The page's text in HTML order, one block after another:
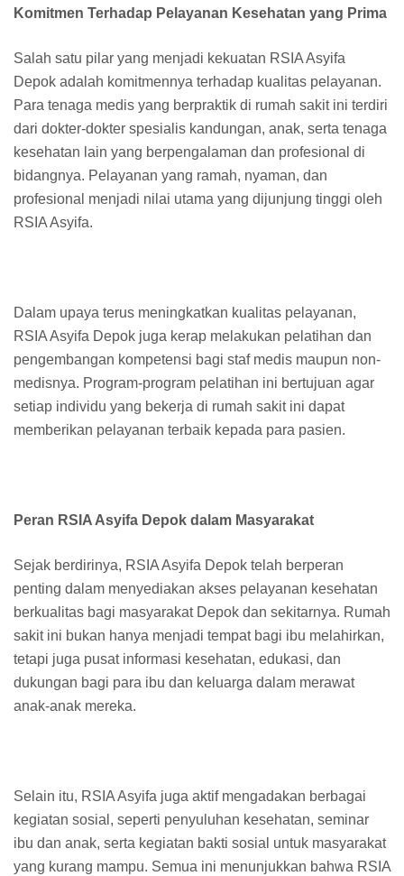
Komitmen Terhadap Pelayanan Kesehatan yang Prima
Salah satu pilar yang menjadi kekuatan RSIA Asyifa
Depok adalah komitmennya terhadap kualitas pelayanan.
Para tenaga medis yang berpraktik di rumah sakit ini terdiri
dari dokter-dokter spesialis kandungan, anak, serta tenaga
kesehatan lain yang berpengalaman dan profesional di
bidangnya. Pelayanan yang ramah, nyaman, dan
profesional menjadi nilai utama yang dijunjung tinggi oleh
RSIA Asyifa.
Dalam upaya terus meningkatkan kualitas pelayanan,
RSIA Asyifa Depok juga kerap melakukan pelatihan dan
pengembangan kompetensi bagi staf medis maupun non-
medisnya. Program-program pelatihan ini bertujuan agar
setiap individu yang bekerja di rumah sakit ini dapat
memberikan pelayanan terbaik kepada para pasien.
Peran RSIA Asyifa Depok dalam Masyarakat
Sejak berdirinya, RSIA Asyifa Depok telah berperan
penting dalam menyediakan akses pelayanan kesehatan
berkualitas bagi masyarakat Depok dan sekitarnya. Rumah
sakit ini bukan hanya menjadi tempat bagi ibu melahirkan,
tetapi juga pusat informasi kesehatan, edukasi, dan
dukungan bagi para ibu dan keluarga dalam merawat
anak-anak mereka.
Selain itu, RSIA Asyifa juga aktif mengadakan berbagai
kegiatan sosial, seperti penyuluhan kesehatan, seminar
ibu dan anak, serta kegiatan bakti sosial untuk masyarakat
yang kurang mampu. Semua ini menunjukkan bahwa RSIA